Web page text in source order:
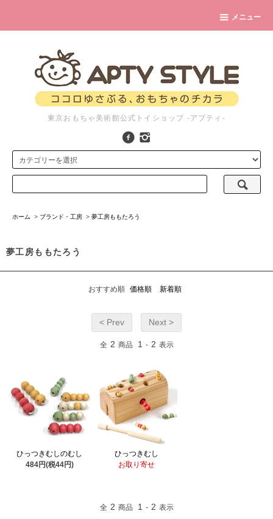
メニュー
東京おもちゃ美術館公式トイショップ -アプティ-
ホーム > ブランド・工房 > 夢工房ももたろう
夢工房ももたろう
おすすめ順 価格順 新着順
< Prev Next >
全 2 商品 1 - 2 表示
ひっつきむしのむし
484円(税44円)
ひっつきむし
お取り寄せ
全 2 商品 1 - 2 表示